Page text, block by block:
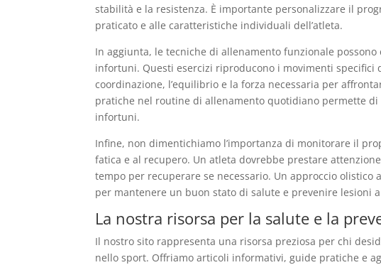
stabilità e la resistenza. È importante personalizzare il
praticato e alle caratteristiche individuali dell’atleta.
In aggiunta, le tecniche di allenamento funzionale
infortuni. Questi esercizi riproducono i movimenti
coordinazione, l’equilibrio e la forza necessaria per
pratiche nel routine di allenamento quotidiano permette
infortuni.
Infine, non dimentichiamo l’importanza di monitorare il
fatica e al recupero. Un atleta dovrebbe prestare
tempo per recuperare se necessario. Un approccio olistico
per mantenere un buon stato di salute e prevenire lesioni
La nostra risorsa per la salute e la
Il nostro sito rappresenta una risorsa preziosa per chi
nello sport. Offriamo articoli informativi, guide pratiche e